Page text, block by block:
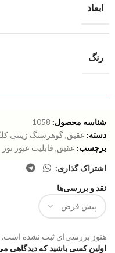
ابعاد
رنگ
شناسه محصول: 1058
دسته: عقیق,گوهرسنگ زینتی
برچسب: عقیق, قابلیت عبور نور
اشتراک گذاری:
نقد و بررسی‌ها
هنوز بررسی‌ای ثبت نشده است.
اولین کسی باشید که دیدگاهی